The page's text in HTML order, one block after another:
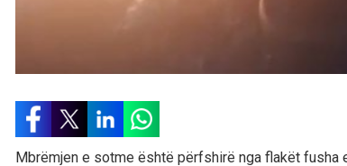
Mbrëmjen e sotme është përfshirë nga flakët fusha